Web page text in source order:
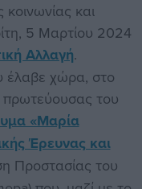
και
5 Μαρτίου 2024
Αλλαγή.
έλαβε χώρα, στο
πρωτεύουσας του
«Μαρία
Έρευνας και
Προστασίας του